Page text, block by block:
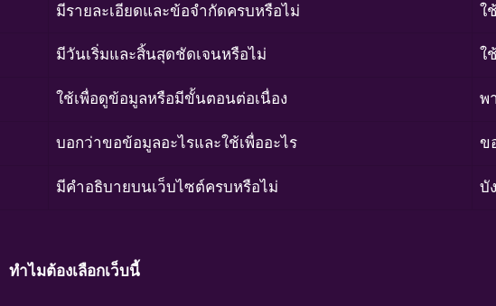
มีรายละเอียดและข้อจำกัดครบหรือไม่ ใ
มีวันเริ่มและสิ้นสุดชัดเจนหรือไม่ ใ
ใช้เพื่อดูข้อมูลหรือมีขั้นตอนต่อเนื่อง พ
บอกว่าขอข้อมูลอะไรและใช้เพื่ออะไร ข
มีคำอธิบายบนเว็บไซต์ครบหรือไม่ บั
ทำไมต้องเลือกเว็บนี้